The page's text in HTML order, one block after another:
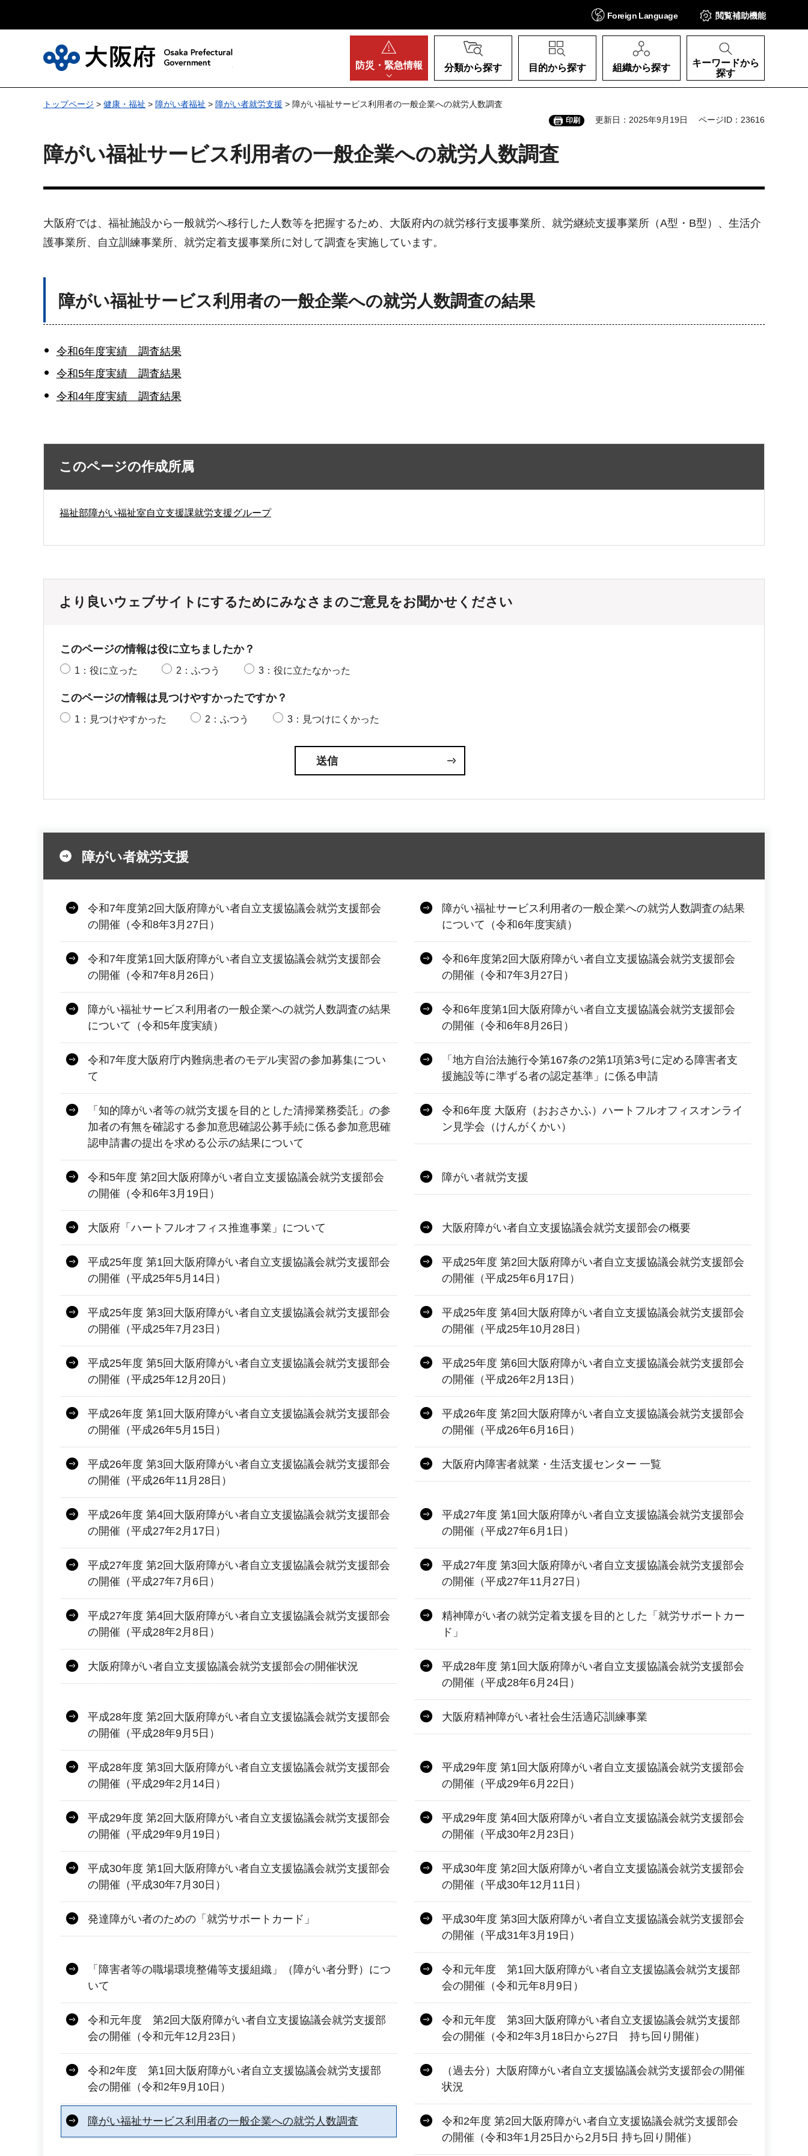
Foreign Language 閲覧補助機能
防災・ 緊急情報 分類から探す 目的から探す 組織から探す
キーワードから
探す
トップページ > 健康・福祉 > 障がい者福祉 > 障がい者就労支援 > 障がい福祉サービス利用者の一般企業への就労人数調査
印刷 更新日：2025年9月19日 ページID：23616
障がい福祉サービス利用者の一般企業への就労人数調査
大阪府では、福祉施設から一般就労へ移行した人数等を把握するため、大阪府内の就労移行支援事業所、就労継続支援事業所（A型・B型）、生活介
護事業所、自立訓練事業所、就労定着支援事業所に対して調査を実施しています。
障がい福祉サービス利用者の一般企業への就労人数調査の結果
令和6年度実績 調査結果
令和5年度実績 調査結果
令和4年度実績 調査結果
このページの作成所属
福祉部障がい福祉室自立支援課就労支援グループ
より良いウェブサイトにするためにみなさまのご意見をお聞かせください
このページの情報は役に立ちましたか？
1：役に立った 2：ふつう 3：役に立たなかった
このページの情報は見つけやすかったですか？
1：見つけやすかった 2：ふつう 3：見つけにくかった
障がい者就労支援
令和7年度第2回大阪府障がい者自立支援協議会就労支援部会
の開催（令和8年3月27日）
障がい福祉サービス利用者の一般企業への就労人数調査の結果
について（令和6年度実績）
令和7年度第1回大阪府障がい者自立支援協議会就労支援部会
の開催（令和7年8月26日）
令和6年度第2回大阪府障がい者自立支援協議会就労支援部会
の開催（令和7年3月27日）
障がい福祉サービス利用者の一般企業への就労人数調査の結果
について（令和5年度実績）
令和6年度第1回大阪府障がい者自立支援協議会就労支援部会
の開催（令和6年8月26日）
令和7年度大阪府庁内難病患者のモデル実習の参加募集につい
て
「地方自治法施行令第167条の2第1項第3号に定める障害者支
援施設等に準ずる者の認定基準」に係る申請
「知的障がい者等の就労支援を目的とした清掃業務委託」の参
加者の有無を確認する参加意思確認公募手続に係る参加意思確
認申請書の提出を求める公示の結果について
令和6年度 大阪府（おおさかふ）ハートフルオフィスオンライ
ン見学会（けんがくかい）
令和5年度 第2回大阪府障がい者自立支援協議会就労支援部会
の開催（令和6年3月19日）
障がい者就労支援
大阪府「ハートフルオフィス推進事業」について 大阪府障がい者自立支援協議会就労支援部会の概要
平成25年度 第1回大阪府障がい者自立支援協議会就労支援部会
の開催（平成25年5月14日）
平成25年度 第2回大阪府障がい者自立支援協議会就労支援部会
の開催（平成25年6月17日）
平成25年度 第3回大阪府障がい者自立支援協議会就労支援部会
の開催（平成25年7月23日）
平成25年度 第4回大阪府障がい者自立支援協議会就労支援部会
の開催（平成25年10月28日）
平成25年度 第5回大阪府障がい者自立支援協議会就労支援部会
の開催（平成25年12月20日）
平成25年度 第6回大阪府障がい者自立支援協議会就労支援部会
の開催（平成26年2月13日）
平成26年度 第1回大阪府障がい者自立支援協議会就労支援部会
の開催（平成26年5月15日）
平成26年度 第2回大阪府障がい者自立支援協議会就労支援部会
の開催（平成26年6月16日）
平成26年度 第3回大阪府障がい者自立支援協議会就労支援部会
の開催（平成26年11月28日）
大阪府内障害者就業・生活支援センター 一覧
平成26年度 第4回大阪府障がい者自立支援協議会就労支援部会
の開催（平成27年2月17日）
平成27年度 第1回大阪府障がい者自立支援協議会就労支援部会
の開催（平成27年6月1日）
平成27年度 第2回大阪府障がい者自立支援協議会就労支援部会
の開催（平成27年7月6日）
平成27年度 第3回大阪府障がい者自立支援協議会就労支援部会
の開催（平成27年11月27日）
平成27年度 第4回大阪府障がい者自立支援協議会就労支援部会
の開催（平成28年2月8日）
精神障がい者の就労定着支援を目的とした「就労サポートカー
ド」
大阪府障がい者自立支援協議会就労支援部会の開催状況
平成28年度 第1回大阪府障がい者自立支援協議会就労支援部会
の開催（平成28年6月24日）
平成28年度 第2回大阪府障がい者自立支援協議会就労支援部会
の開催（平成28年9月5日）
大阪府精神障がい者社会生活適応訓練事業
平成28年度 第3回大阪府障がい者自立支援協議会就労支援部会
の開催（平成29年2月14日）
平成29年度 第1回大阪府障がい者自立支援協議会就労支援部会
の開催（平成29年6月22日）
平成29年度 第2回大阪府障がい者自立支援協議会就労支援部会
の開催（平成29年9月19日）
平成29年度 第4回大阪府障がい者自立支援協議会就労支援部会
の開催（平成30年2月23日）
平成30年度 第1回大阪府障がい者自立支援協議会就労支援部会
の開催（平成30年7月30日）
平成30年度 第2回大阪府障がい者自立支援協議会就労支援部会
の開催（平成30年12月11日）
発達障がい者のための「就労サポートカード」
平成30年度 第3回大阪府障がい者自立支援協議会就労支援部会
の開催（平成31年3月19日）
「障害者等の職場環境整備等支援組織」（障がい者分野）につ
いて
令和元年度 第1回大阪府障がい者自立支援協議会就労支援部
会の開催（令和元年8月9日）
令和元年度 第2回大阪府障がい者自立支援協議会就労支援部
会の開催（令和元年12月23日）
令和元年度 第3回大阪府障がい者自立支援協議会就労支援部
会の開催（令和2年3月18日から27日 持ち回り開催）
令和2年度 第1回大阪府障がい者自立支援協議会就労支援部
会の開催（令和2年9月10日）
（過去分）大阪府障がい者自立支援協議会就労支援部会の開催
状況
障がい福祉サービス利用者の一般企業への就労人数調査
令和2年度 第2回大阪府障がい者自立支援協議会就労支援部会
の開催（令和3年1月25日から2月5日 持ち回り開催）